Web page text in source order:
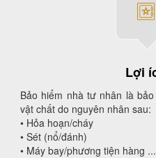
Lợi
Bảo hiểm nhà tư nhân là
vật chất do nguyên nhân sau:
• Hỏa hoạn/cháy
• Sét (nổ/đánh)
• Máy bay/phương tiện hàng ...